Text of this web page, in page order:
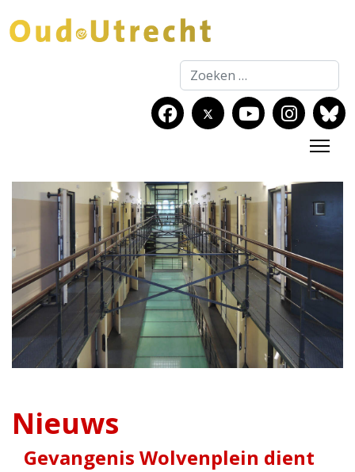
Zoeken
Nieuws
Gevangenis Wolvenplein dient